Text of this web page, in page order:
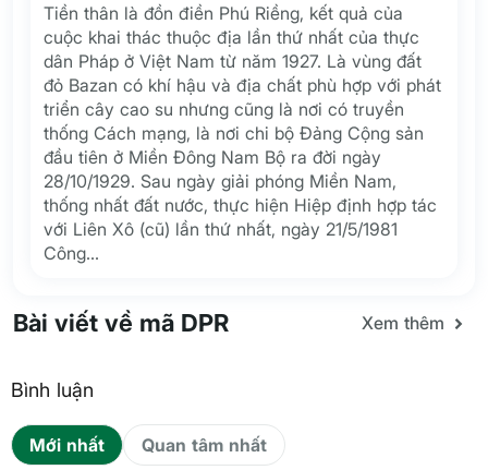
Tiền thân là đồn điền Phú Riềng, kết quả của
cuộc khai thác thuộc địa lần thứ nhất của thực
dân Pháp ở Việt Nam từ năm 1927. Là vùng đất
đỏ Bazan có khí hậu và địa chất phù hợp với phát
triển cây cao su nhưng cũng là nơi có truyền
thống Cách mạng, là nơi chi bộ Đảng Cộng sản
đầu tiên ở Miền Đông Nam Bộ ra đời ngày
28/10/1929. Sau ngày giải phóng Miền Nam,
thống nhất đất nước, thực hiện Hiệp định hợp tác
với Liên Xô (cũ) lần thứ nhất, ngày 21/5/1981
Công...
Bài viết về mã DPR Xem thêm
Bình luận
Quan tâm nhất
Mới nhất